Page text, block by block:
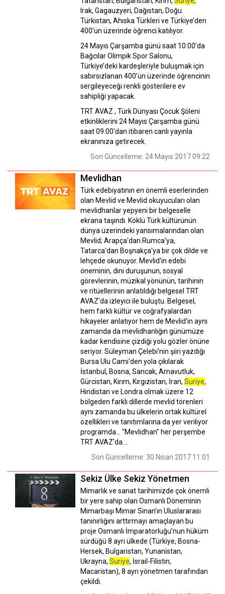
Irak, Gagauzyeri, Dağıstan, Doğu
Türkistan, Ahıska Türkleri ve Türkiye’den
400’ün üzerinde öğ­renci katılıyor.
24 Mayıs Çarşamba günü saat 10:00’da
Bağcılar Olimpik Spor Salonu,
Türkiye’deki kardeşleriyle buluşmak için
sabırsızlanan 400’ün üzerinde öğrencinin
sergileyeceği renkli gösterilere ev
sahipliği yapacak.
TRT AVAZ , Türk Dünyası Çocuk Şöleni
etkinliklerini 24 Mayıs Çarşamba günü
saat 09.00'dan itibaren canlı yayınla
ekranınıza getirecek.
Son Güncelleme: 24 Mayıs 2017 09:22
Mevlidhan
Türk edebiyatının en önemli eserlerinden
olan Mevlid ve Mevlid okuyucuları olan
mevlidhanlar yepyeni bir belgeselle
ekrana taşındı. Köklü Türk kültürünün
dünya üzerindeki yansımalarından olan
Mevlid; Arapça'dan Rumca'ya,
Tatarca'dan Boşnakça'ya bir çok dilde ve
lehçede okunuyor. Mevlid'in edebi
öneminin, dini duruşunun, sosyal
görevlerinin, müzikal yönünün, tarihinin
ve ritüellerinin anlatıldığı belgesel TRT
AVAZ'da izleyici ile buluştu. Belgesel,
hem farklı kültür ve coğrafyalardan
hikayeler anlatıyor hem de Mevlid'in aynı
zamanda da mevlidhanlığın günümüze
kadar kendisine çizdiği yolu gözler önüne
seriyor. Süleyman Çelebi'nin şiiri yazdığı
Bursa Ulu Cami'den yola çıkılarak
İstanbul, Bosna, Sancak, Arnavutluk,
Gürcistan, Kırım, Kırgızistan, İran, Suriye,
Hindistan ve Londra olmak üzere 12
bölgeden farklı dillerde mevlid törenleri
aynı zamanda bu ülkelerin ortak kültürel
özellikleri ve tanıtımlarına da yer veriliyor
programda... "Mevlidhan" her perşembe
TRT AVAZ'da....
Son Güncelleme: 30 Nisan 2017 11:01
Sekiz Ülke Sekiz Yönetmen
Mimarlık ve sanat tarihimizde çok önemli
bir yere sahip olan Osmanlı Döneminin
Mimarbaşı Mimar Sinan’ın Uluslararası
tanınırlığını arttırmayı amaçlayan bu
proje Osmanlı İmparatorluğu’nun hüküm
sürdüğü 8 ayrı ülkede (Türkiye, Bosna-
Hersek, Bulgaristan, Yunanistan,
Ukrayna, Suriye, İsrail-Filistin,
Macaristan), 8 ayrı yönetmen tarafından
çekildi.